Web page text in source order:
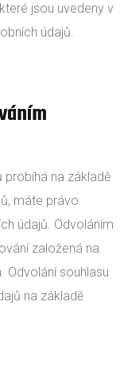
jsou uvedeny v
údajů.
probíhá na základě
máte právo
údajů. Odvoláním
založená na
Odvolání souhlasu
na základě